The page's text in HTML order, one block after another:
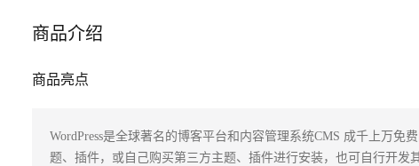
商品介绍
商品亮点
WordPress是全球著名的博客平台和内容管理系统CMS 成千上万免
题、插件，或自己购买第三方主题、插件进行安装，也可自行开